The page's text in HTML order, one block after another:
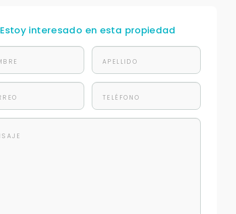
Estoy interesado en esta propiedad